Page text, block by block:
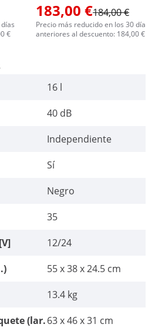
€
183,00 €184,00 €
Precio más reducido en los 30 días
anteriores al descuento: 184,00 €
16 l
40 dB
Independiente
Sí
Negro
35
12/24
55 x 38 x 24.5 cm
13.4 kg
(lar.63 x 46 x 31 cm